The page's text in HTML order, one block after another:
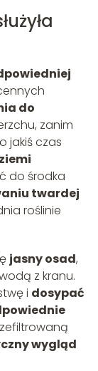
do
zanim
jakiś czas
do środka
twardej
roślinie
jasny osad,
z kranu.
i dosypać
wygląd